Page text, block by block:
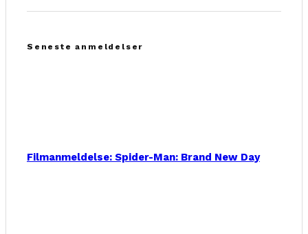
Seneste anmeldelser
Filmanmeldelse: Spider-Man: Brand New Day